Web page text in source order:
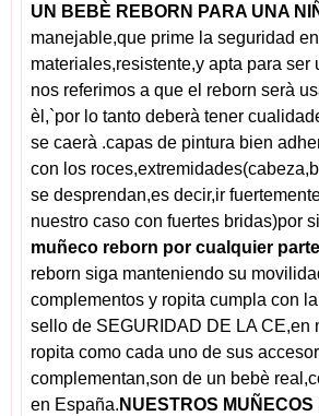
UN BEBÈ REBORN PARA UNA
manejable,que prime la seguridad
materiales,resistente,y apta para
nos referimos a que el reborn serà
èl,`por lo tanto deberà tener
se caerà .capas de pintura bien
con los
se desprendan,es decir,ir
nuestro caso con fuertes bridas)por
muñeco reborn por cualquier
reborn siga manteniendo su
complementos y ropita cumpla con
sello de SEGURIDAD DE LA CE,en
ropita como cada uno de sus
complementan,son de un bebè
en España. NUESTROS